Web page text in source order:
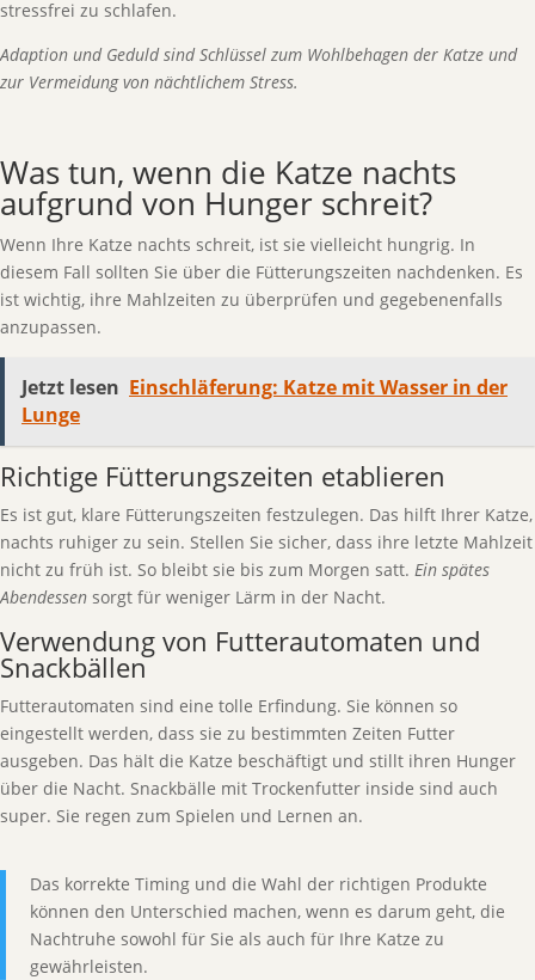
stressfrei zu schlafen.
Adaption und Geduld sind Schlüssel zum Wohlbehagen der Katze und
zur Vermeidung von nächtlichem Stress.
Was tun, wenn die Katze nachts
aufgrund von Hunger schreit?
Wenn Ihre Katze nachts schreit, ist sie vielleicht hungrig. In
diesem Fall sollten Sie über die Fütterungszeiten nachdenken. Es
ist wichtig, ihre Mahlzeiten zu überprüfen und gegebenenfalls
anzupassen.
Jetzt lesen Einschläferung: Katze mit Wasser in der
Lunge
Richtige Fütterungszeiten etablieren
Es ist gut, klare Fütterungszeiten festzulegen. Das hilft Ihrer Katze,
nachts ruhiger zu sein. Stellen Sie sicher, dass ihre letzte Mahlzeit
nicht zu früh ist. So bleibt sie bis zum Morgen satt. Ein spätes
Abendessen sorgt für weniger Lärm in der Nacht.
Verwendung von Futterautomaten und
Snackbällen
Futterautomaten sind eine tolle Erfindung. Sie können so
eingestellt werden, dass sie zu bestimmten Zeiten Futter
ausgeben. Das hält die Katze beschäftigt und stillt ihren Hunger
über die Nacht. Snackbälle mit Trockenfutter inside sind auch
super. Sie regen zum Spielen und Lernen an.
Das korrekte Timing und die Wahl der richtigen Produkte
können den Unterschied machen, wenn es darum geht, die
Nachtruhe sowohl für Sie als auch für Ihre Katze zu
gewährleisten.